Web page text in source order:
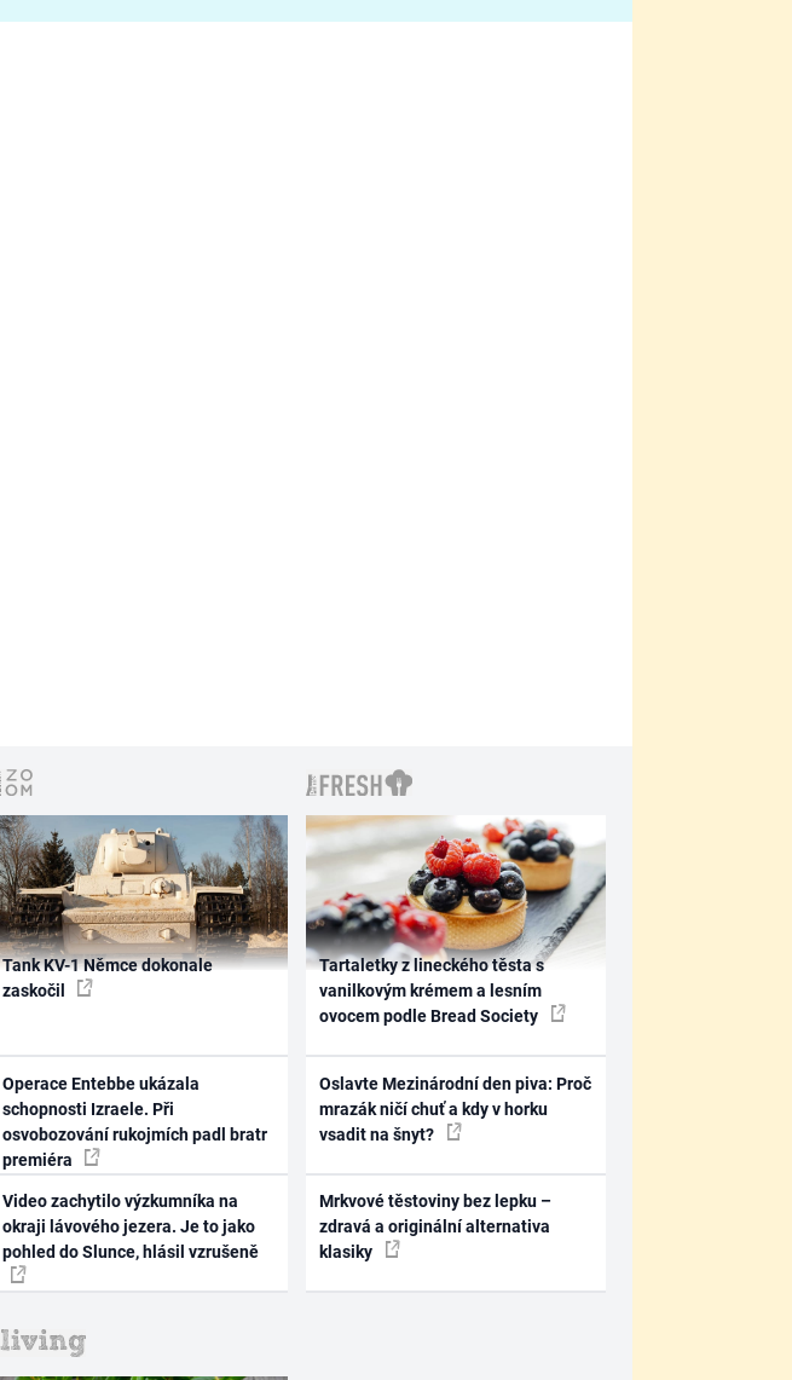
Tank KV-1 Němce dokonale
zaskočil
Operace Entebbe ukázala
schopnosti Izraele. Při
osvobozování rukojmích padl bratr
premiéra
Video zachytilo výzkumníka na
okraji lávového jezera. Je to jako
pohled do Slunce, hlásil vzrušeně
Tartaletky z lineckého těsta s
vanilkovým krémem a lesním
ovocem podle Bread Society
Oslavte Mezinárodní den piva: Proč
mrazák ničí chuť a kdy v horku
vsadit na šnyt?
Mrkvové těstoviny bez lepku –
zdravá a originální alternativa
klasiky